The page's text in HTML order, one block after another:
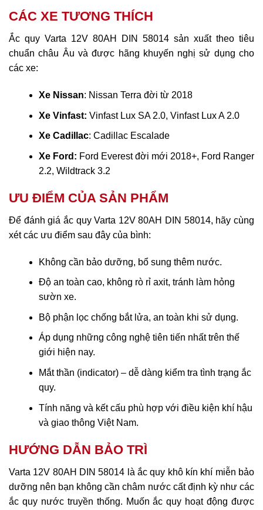
CÁC XE TƯƠNG THÍCH
Ắc quy Varta 12V 80AH DIN 58014 sản xuất theo tiêu
chuẩn châu Âu và được hãng khuyến nghị sử dụng cho
các xe:
Xe Nissan: Nissan Terra đời từ 2018
Xe Vinfast: Vinfast Lux SA 2.0, Vinfast Lux A 2.0
Xe Cadillac: Cadillac Escalade
Xe Ford: Ford Everest đời mới 2018+, Ford Ranger
2.2, Wildtrack 3.2
ƯU ĐIỂM CỦA SẢN PHẨM
Để đánh giá ắc quy Varta 12V 80AH DIN 58014, hãy cùng
xét các ưu điểm sau đây của bình:
Không cần bảo dưỡng, bổ sung thêm nước.
Độ an toàn cao, không rò rỉ axit, tránh làm hỏng
sườn xe.
Bộ phận lọc chống bắt lửa, an toàn khi sử dụng.
Áp dụng những công nghệ tiên tiến nhất trên thế
giới hiện nay.
Mắt thần (indicator) – dễ dàng kiểm tra tình trạng ắc
quy.
Tính năng và kết cấu phù hợp với điều kiện khí hậu
và giao thông Việt Nam.
HƯỚNG DẪN BẢO TRÌ
Varta 12V 80AH DIN 58014 là ắc quy khô kín khí miễn bảo
dưỡng nên bạn không cần châm nước cất định kỳ như các
ắc quy nước truyền thống. Muốn ắc quy hoạt động được